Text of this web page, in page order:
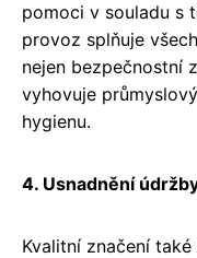
pomoci v souladu s
provoz splňuje
nejen bezpečnostní
vyhovuje
hygienu.
4. Usnadnění
Kvalitní značení